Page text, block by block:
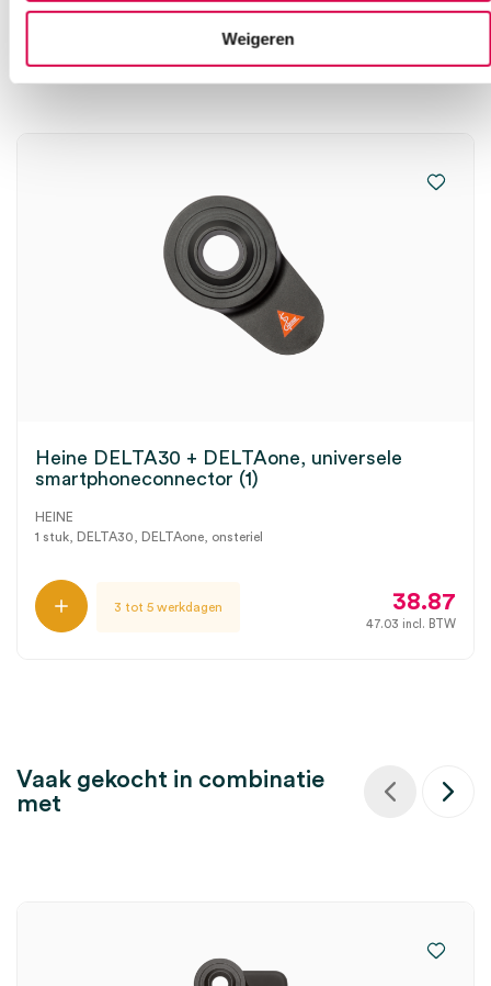
Weigeren
Heine DELTA30 + DELTAone, universele
smartphoneconnector (1)
HEINE
1 stuk, DELTA30, DELTAone, onsteriel
3 tot 5 werkdagen 38.87
47.03 incl. BTW
Vaak gekocht in combinatie
met